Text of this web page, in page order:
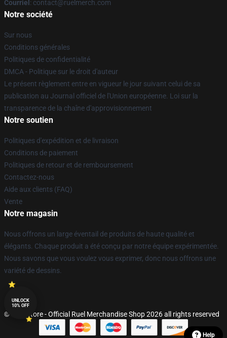
Courriel : contact@ruelmerch.com
Notre société
Sur nous
Conditions générales
Politiques de confidentialité
DMCA - Politique sur le droit d'auteur
Le présent règlement entre en vigueur le jour suivant celui de sa
publication au Journal officiel de l'Union européenne. Loi sur la
transparence de la chaîne d'approvisionnement
Notre soutien
Politiques d'expédition et de livraison
Conditions de paiement
Politiques de retour et de remboursement
Contactez-nous
Aide aux clients (FAQ)
Vente
Notre magasin
Nous offrons un large éventail de produits de haute qualité et
élégants. Chaque produit a été conçu par notre équipe expérimentée.
Nous savons que vous voulez vous exprimer, donc nous offrons une
variété de dessins.
© Ruel Store - Official Ruel Merchandise Shop 2026 all rights reserved
Help
UNLOCK
10% OFF